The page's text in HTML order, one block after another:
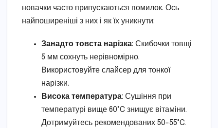
новачки часто припускаються помилок. Ось
найпоширеніші з них і як їх уникнути:
Занадто товста нарізка: Скибочки товщі
5 мм сохнуть нерівномірно.
Використовуйте слайсер для тонкої
нарізки.
Висока температура: Сушіння при
температурі вище 60°C знищує вітаміни.
Дотримуйтесь рекомендованих 50-55°C.